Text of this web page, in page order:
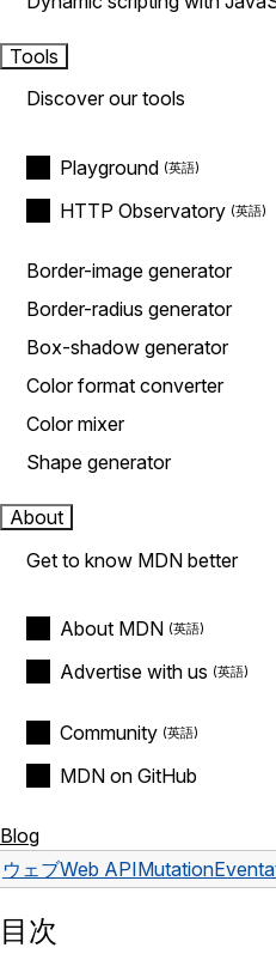
Tools
Discover our tools
Playground
HTTP Observatory
Border-image generator
Border-radius generator
Box-shadow generator
Color format converter
Color mixer
Shape generator
About
Get to know MDN better
About MDN
Advertise with us
Community
MDN on GitHub
Blog
ウェブWeb APIMutationEvent
目次